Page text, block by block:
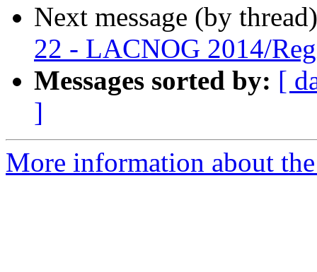
Next message (by
22 - LACNOG 2014/
Messages sorted by: [
]
More information about